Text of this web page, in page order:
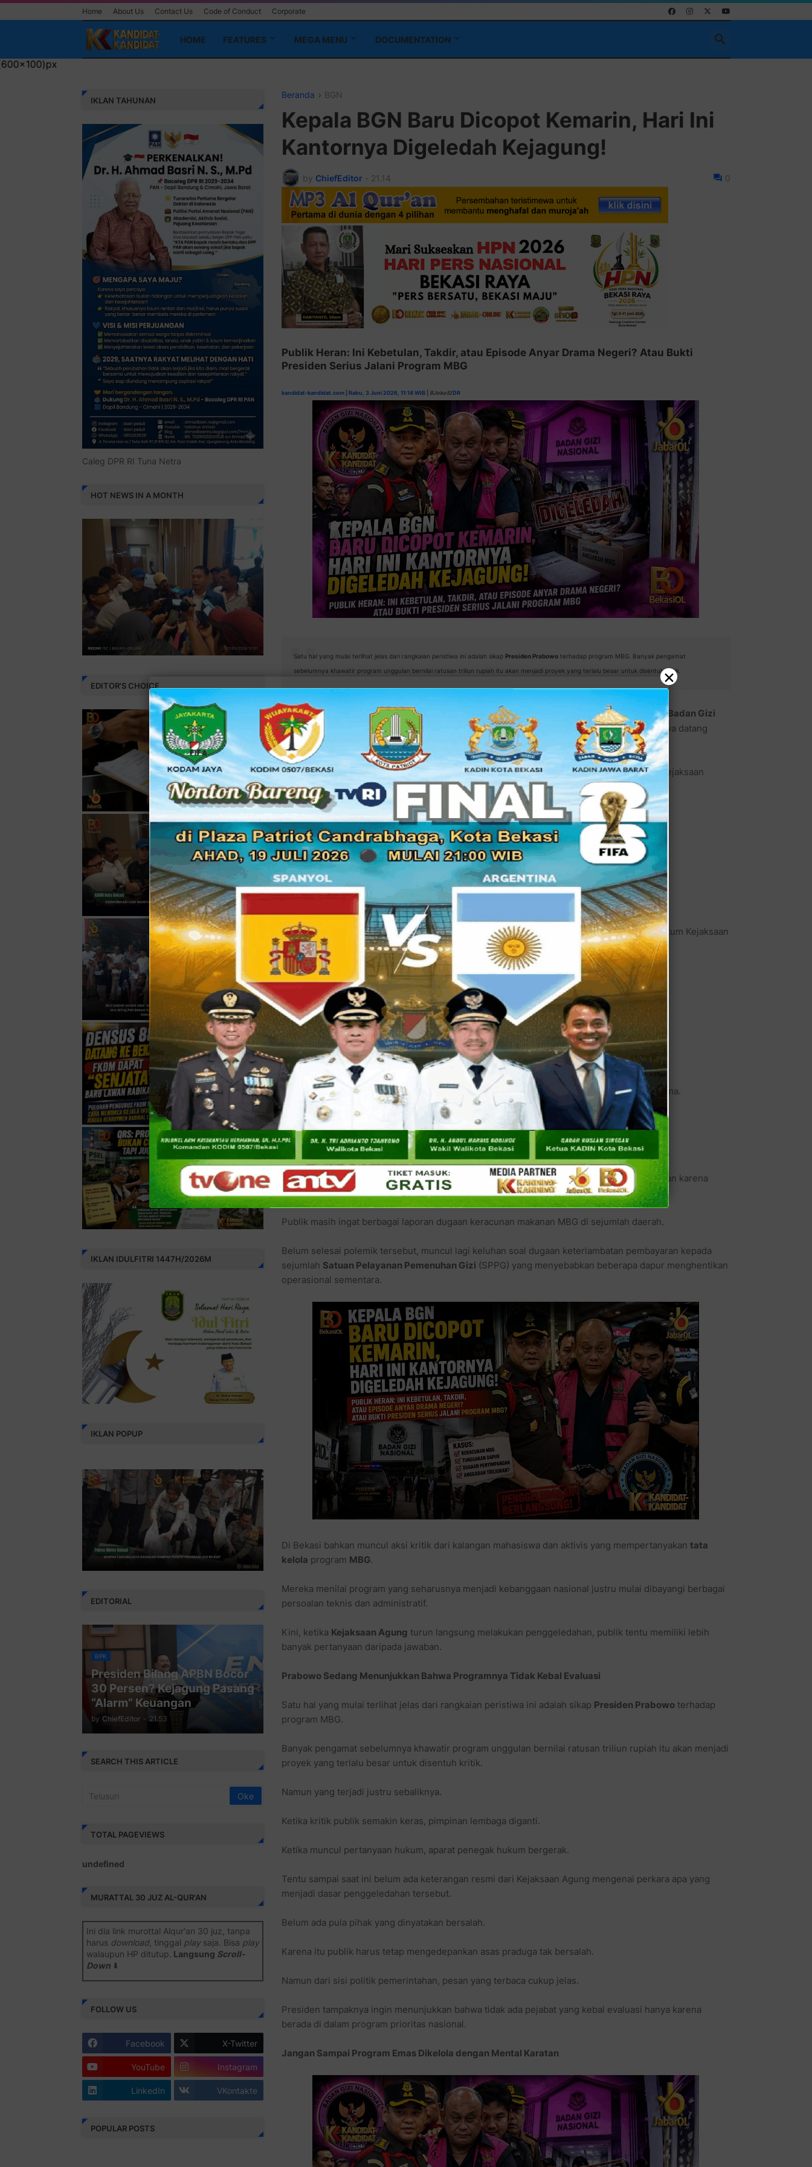
Home About Us Contact Us Code of Conduct Corporate
HOME FEATURES MEGA MENU DOCUMENTATION
Beranda BGN
Kepala BGN Baru Dicopot Kemarin, Hari Ini
Kantornya Digeledah Kejagung!
by ChiefEditor - 21.14 0
Publik Heran: Ini Kebetulan, Takdir, atau Episode Anyar Drama Negeri? Atau Bukti
Presiden Serius Jalani Program MBG
kandidat-kandidat.com| Rabu, 3 Juni 2026, 11:14 WIB| BJokoS/DR
Satu hal yang mulai terlihat jelas dari rangkaian peristiwa ini adalah sikap Presiden Prabowoterhadap program MBG. Banyak pengamat
sebelumnya khawatir program unggulan bernilai ratusan triliun rupiah itu akan menjadi proyek yang terlalu besar untuk disentuh kritik.
— | Kalau beberapa hari lalu publik dibuat kaget oleh pencopotan KepalaBadan Gizi
Nasional (BGN) Dadan Hindayana oleh PresidenPrabowo Subianto , kini kejutan berikutnya datang
tanpa trailer dan tanpa iklan jeda.
Rabu (3/6/2026), penyidik Jaksa Agung Muda Bidang Tindak Pidana Khusus (Jampidsus) Kejaksaan
Agung mendatangi kantor Badan Gizi Nasional di Kebon Sirih, Jakarta Pusat.
Bukan untuk makan siang gratis.
Bukan untuk sosialisasi gizi.
Dan jelas bukan untuk lomba memasak.
Melainkan untuk melakukan penggeledahan.
Kabar tersebut dikonfirmasi langsung oleh Pelaksana Harian Kepala Pusat Penerangan Hukum Kejaksaan
Agung,Mochamad Jeffry, yang membenarkan adanya kegiatan penyidik di kantor BGN.
Sontak publik langsung bertanya-tanya.
"Ini kebetulan atau memang rangkaian peristiwa yang saling berkaitan?"
Karena waktunya memang terlalu menarik untuk diabaikan.
Baru sehari sebelumnya Presiden Prabowo merombak total pucuk pimpinan BGN.
Belum sempat kursi baru terasa hangat,Kejaksaan Agung sudah masuk ke kantor yang sama.
Kalau ini film, penonton pasti mulai curiga episode berikutnya bakal lebih seru.
Dari Keracunan, Tunggakan, Sampai Penggeledahan
Selama beberapa bulan terakhir, namaBGN
memang lebih sering muncul dalam pemberitaan karena
kontroversi daripada keberhasilan program.
Publik masih ingat berbagai laporan dugaan keracunan makanan MBG di sejumlah daerah.
Belum selesai polemik tersebut, muncul lagi keluhan soal dugaan keterlambatan pembayaran kepada
sejumlah Satuan Pelayanan Pemenuhan Gizi (SPPG) yang menyebabkan beberapa dapur menghentikan
operasional sementara.
Di Bekasi bahkan muncul aksi kritik dari kalangan mahasiswa dan aktivis yang mempertanyakan tata
kelola program MBG.
Mereka menilai program yang seharusnya menjadi kebanggaan nasional justru mulai dibayangi berbagai
persoalan teknis dan administratif.
Kini, ketika Kejaksaan Agung turun langsung melakukan penggeledahan, publik tentu memiliki lebih
banyak pertanyaan daripada jawaban.
Prabowo Sedang Menunjukkan Bahwa Programnya Tidak Kebal Evaluasi
Satu hal yang mulai terlihat jelas dari rangkaian peristiwa ini adalah sikap Presiden Prabowoterhadap
program MBG.
Banyak pengamat sebelumnya khawatir program unggulan bernilai ratusan triliun rupiah itu akan menjadi
proyek yang terlalu besar untuk disentuh kritik.
Namun yang terjadi justru sebaliknya.
Ketika kritik publik semakin keras, pimpinan lembaga diganti.
Ketika muncul pertanyaan hukum, aparat penegak hukum bergerak.
Tentu sampai saat ini belum ada keterangan resmi dari Kejaksaan Agung mengenai perkara apa yang
menjadi dasar penggeledahan tersebut.
Belum ada pula pihak yang dinyatakan bersalah.
Karena itu publik harus tetap mengedepankan asas praduga tak bersalah.
Namun dari sisi politik pemerintahan, pesan yang terbaca cukup jelas.
Presiden tampaknya ingin menunjukkan bahwa tidak ada pejabat yang kebal evaluasi hanya karena
berada di dalam program prioritas nasional.
Jangan Sampai Program Emas Dikelola dengan Mental Karatan
IKLAN TAHUNAN
Caleg DPR RI Tuna Netra
HOT NEWS IN A MONTH
EDITOR'S CHOICE
IKLAN IDULFITRI 1447H/2026M
IKLAN POPUP
×
EDITORIAL
BPK
Presiden Bilang APBN Bocor
30 Persen? Kejagung Pasang
“Alarm” Keuangan
by ChiefEditor - 21.53
SEARCH THIS ARTICLE
TOTAL PAGEVIEWS
undefined
MURATTAL 30 JUZ AL-QUR'AN
Ini dia link murottal Alqur'an 30 juz, tanpa
harus download, tinggal playsaja. Bisa play
walaupun HP ditutup. Langsung Scroll-
Down⬇️
Juz 1 ⇨http://j.mp/2b8SiNO
Juz 2 ⇨http://j.mp/2b8RJmQ
Juz 3 ⇨http://j.mp/2bFSrtF
Juz 4 ⇨http://j.mp/2b8SXi3
Juz 5 ⇨http://j.mp/2b8RZm3
Juz 6 ⇨http://j.mp/28MBohs
FOLLOW US
Facebook X-Twitter
YouTube Instagram
LinkedIn VKontakte
POPULAR POSTS